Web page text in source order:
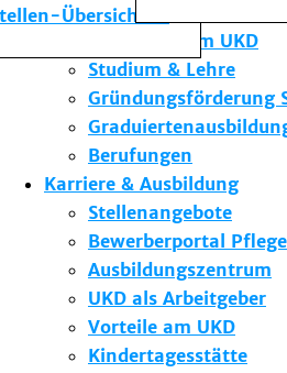
Übersicht
Die Institute des UKD
Forschung am UKD
Studium & Lehre
Gründungsförderung
Berufungen
Karriere & Ausbildung
Stellenangebote
Bewerberportal Pflege
Ausbildungszentrum
UKD als Arbeitgeber
Vorteile am UKD
Kindertagesstätte